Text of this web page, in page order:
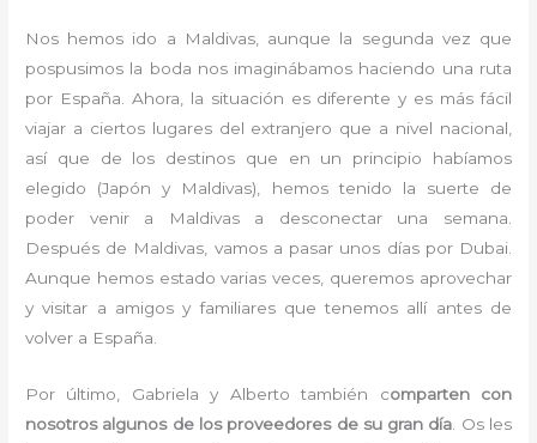
Nos hemos ido a Maldivas, aunque la segunda vez que
pospusimos la boda nos imaginábamos haciendo una ruta
por España. Ahora, la situación es diferente y es más fácil
viajar a ciertos lugares del extranjero que a nivel nacional,
así que de los destinos que en un principio habíamos
elegido (Japón y Maldivas), hemos tenido la suerte de
poder venir a Maldivas a desconectar una semana.
Después de Maldivas, vamos a pasar unos días por Dubai.
Aunque hemos estado varias veces, queremos aprovechar
y visitar a amigos y familiares que tenemos allí antes de
volver a España.
Por último, Gabriela y Alberto también comparten con
nosotros algunos de los proveedores de su gran día . Os les